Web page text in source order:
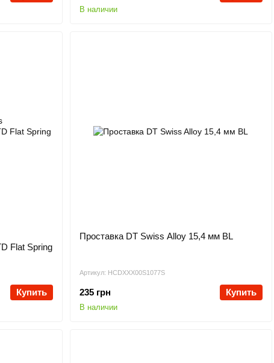
В наличии
Flat Spring
Купить
Артикул: HCDXXX00S1077S
Проставка DT Swiss Alloy 15,4 мм BL
235 грн Купить
В наличии